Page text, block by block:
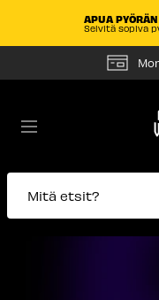
APUA
Selvitä sopiva
Navigaatio
Mitä etsit?